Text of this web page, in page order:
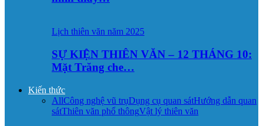
Lịch thiên văn năm 2025
SỰ KIỆN THIÊN VĂN – 12 THÁNG 10:
Mặt Trăng che…
Kiến thức
AllCông nghệ vũ trụDụng cụ quan sátHướng dẫn quan
sátThiên văn phổ thôngVật lý thiên văn